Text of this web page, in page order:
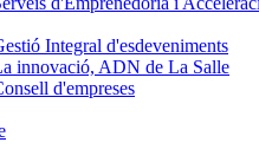
Integral d'esdeveniments
innovació, ADN de La Salle
d'empreses